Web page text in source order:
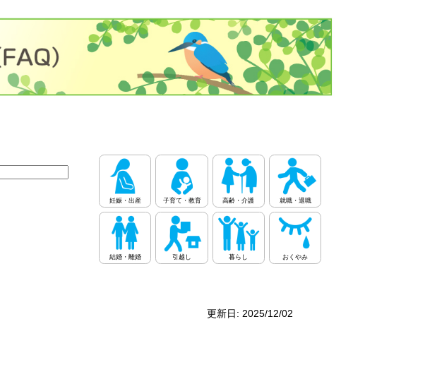
更新日: 2025/12/02
妊娠・出産 子育て・教育 高齢・介護 就職・退職
結婚・離婚 引越し 暮らし おくやみ